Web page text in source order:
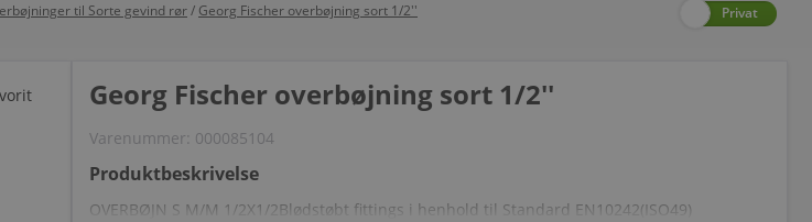
til Sorte gevind rør/ Georg Fischer overbøjning sort 1/2'' Privat
Georg Fischer overbøjning sort 1/2''
Varenummer: 000085104
Produktbeskrivelse
OVERBØJN S M/M 1/2X1/2Blødstøbt fittings i henhold til Standard EN10242(ISO49)